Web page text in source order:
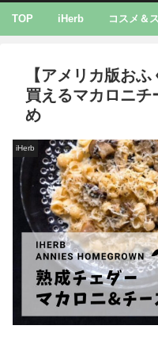
TOP iHerb コスメ＆
【アメリカ版お
買えるマカロニ
め
iHerb